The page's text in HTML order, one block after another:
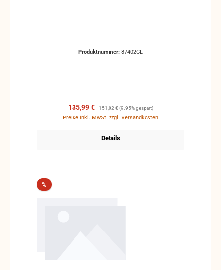
Produktnummer: 87402CL
Verkaufspreis:
135,99 € Regulärer Preis:
151,02 € (9.95% gespart)
Preise inkl. MwSt. zzgl. Versandkosten
Details
%Rabatt